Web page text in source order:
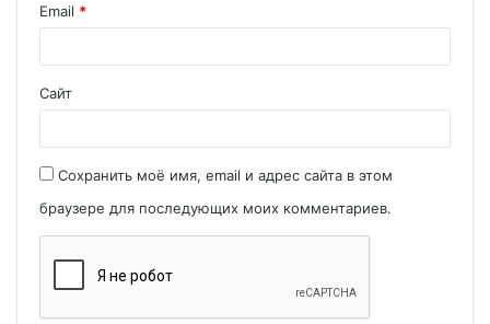
Email *
Сайт
Сохранить моё имя, email и адрес сайта в этом
браузере для последующих моих комментариев.